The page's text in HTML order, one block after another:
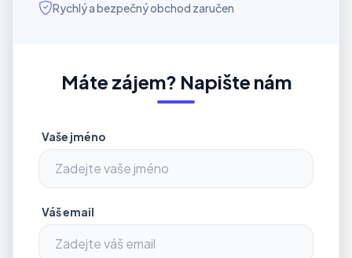
Rychlý a bezpečný obchod zaručen
Máte zájem? Napište nám
Vaše jméno
Váš email